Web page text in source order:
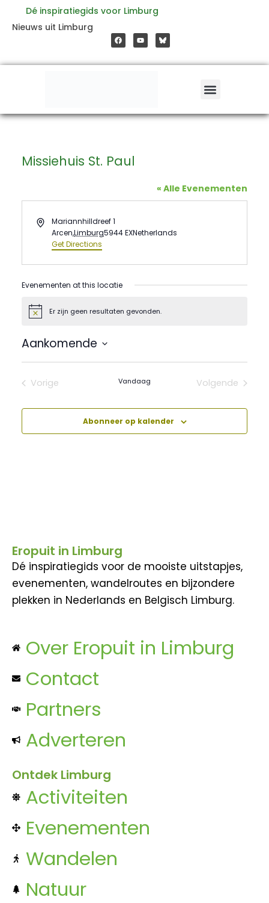
inhoud
Dé inspiratiegids voor Limburg
Nieuws uit Limburg
a
c
e
o
o
o
u
t
b
e
Missiehuis St. Paul
« Alle Evenementen
AddressMariannhilldreef 1
Arcen,Limburg5944 EXNetherlands
Get Directions
Evenementen at this locatie
BerichtEr zijn geen resultaten gevonden.
Aankomende
datum.
Vorige
Vandaag
Volgende
Abonneer op kalender
Eropuit in Limburg
Dé inspiratiegids voor de mooiste uitstapjes,
evenementen, wandelroutes en bijzondere
plekken in Nederlands en Belgisch Limburg.
Over Eropuit in Limburg
Contact
Partners
Adverteren
Ontdek Limburg
Activiteiten
Evenementen
Wandelen
Natuur